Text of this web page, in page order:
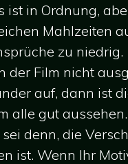
ist in Ordnung,
Mahlzeiten
zu niedrig.
der Film nicht
auf, dann ist
alle gut aussehen.
denn, die
ist. Wenn Ihr